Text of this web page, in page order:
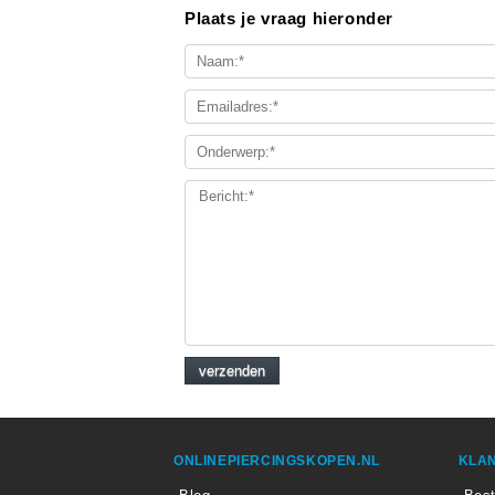
Plaats je vraag hieronder
ONLINEPIERCINGSKOPEN.NL